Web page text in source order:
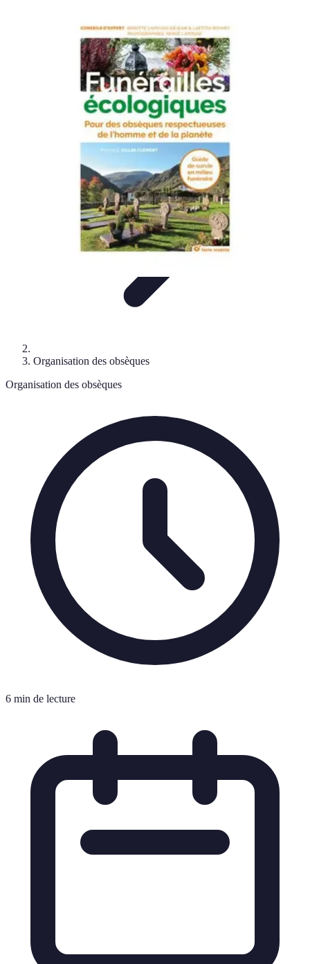
Conseils et GuidesConseilsPrévoyance
ComparaisonOrganisation
Prestations Funéraires
Organisation des obsèques
Organisation des obsèques
6 min de lecture